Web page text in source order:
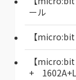
ール
【
【
+